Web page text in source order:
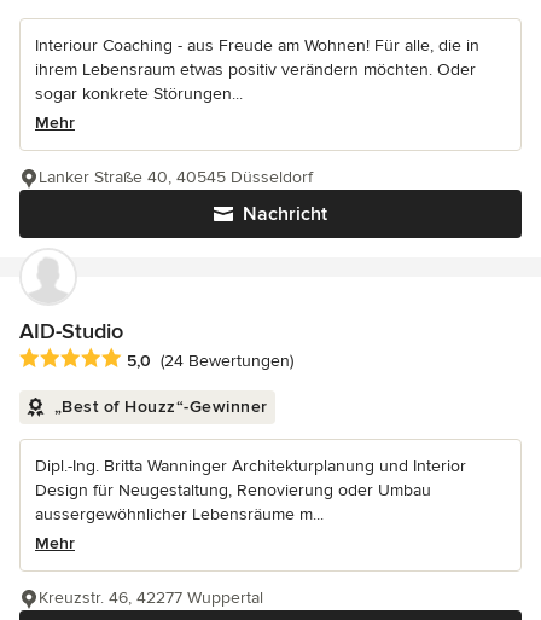
Interiour Coaching - aus Freude am Wohnen! Für alle, die in
ihrem Lebensraum etwas positiv verändern möchten. Oder
sogar konkrete Störungen...
Mehr
Nachricht
Lanker Straße 40, 40545 Düsseldorf
AID-Studio
Durchschnittliche Bewertung: 5 von 5 Sternen
5,0 (24 Bewertungen)
„Best of Houzz“-Gewinner
Dipl.-Ing. Britta Wanninger Architekturplanung und Interior
Design für Neugestaltung, Renovierung oder Umbau
aussergewöhnlicher Lebensräume m...
Mehr
Kreuzstr. 46, 42277 Wuppertal